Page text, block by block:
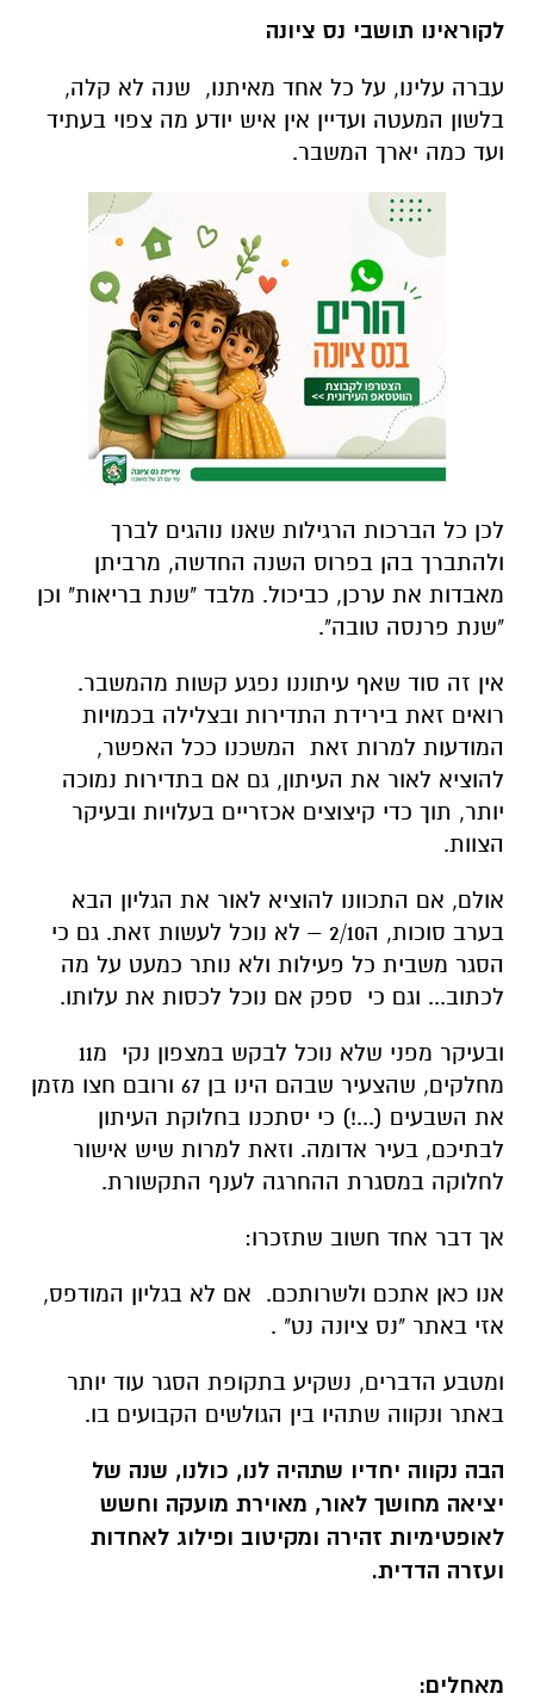
לקוראינו תושבי נס ציונה
עברה עלינו, על כל אחד מאיתנו, שנה לא קלה,
בלשון המעטה ועדיין אין איש יודע מה צפוי בעתיד
ועד כמה יארך המשבר.
לכן כל הברכות הרגילות שאנו נוהגים לברך
ולהתברך בהן בפרוס השנה החדשה, מרביתן
מאבדות את ערכן, כביכול. מלבד "שנת בריאות" וכן
"שנת פרנסה טובה".
אין זה סוד שאף עיתוננו נפגע קשות מהמשבר.
רואים זאת בירידת התדירות ובצלילה בכמויות
המודעות למרות זאת המשכנו ככל האפשר,
להוציא לאור את העיתון, גם אם בתדירות נמוכה
יותר, תוך כדי קיצוצים אכזריים בעלויות ובעיקר
הצוות.
אולם, אם התכוונו להוציא לאור את הגליון הבא
בערב סוכות, ה2/10 – לא נוכל לעשות זאת. גם כי
הסגר משבית כל פעילות ולא נותר כמעט על מה
לכתוב... וגם כי ספק אם נוכל לכסות את עלותו.
ובעיקר מפני שלא נוכל לבקש במצפון נקי מ11
מחלקים, שהצעיר שבהם הינו בן 67 ורובם חצו מזמן
את השבעים (...!) כי יסתכנו בחלוקת העיתון
לבתיכם, בעיר אדומה. וזאת למרות שיש אישור
לחלוקה במסגרת ההחרגה לענף התקשורת.
אך דבר אחד חשוב שתזכרו:
אנו כאן אתכם ולשרותכם. אם לא בגליון המודפס,
אזי באתר "נס ציונה נט" .
ומטבע הדברים, נשקיע בתקופת הסגר עוד יותר
באתר ונקווה שתהיו בין הגולשים הקבועים בו.
הבה נקווה יחדיו שתהיה לנו, כולנו, שנה של
יציאה מחושך לאור, מאוירת מועקה וחשש
לאופטימיות זהירה ומקיטוב ופילוג לאחדות
ועזרה הדדית.
מאחלים: